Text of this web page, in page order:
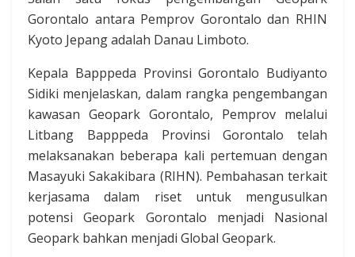
Gorontalo antara Pemprov Gorontalo dan RHIN
Kyoto Jepang adalah Danau Limboto.
Kepala Bapppeda Provinsi Gorontalo Budiyanto
Sidiki menjelaskan, dalam rangka pengembangan
kawasan Geopark Gorontalo, Pemprov melalui
Litbang Bapppeda Provinsi Gorontalo telah
melaksanakan beberapa kali pertemuan dengan
Masayuki Sakakibara (RIHN). Pembahasan terkait
kerjasama dalam riset untuk mengusulkan
potensi Geopark Gorontalo menjadi Nasional
Geopark bahkan menjadi Global Geopark.